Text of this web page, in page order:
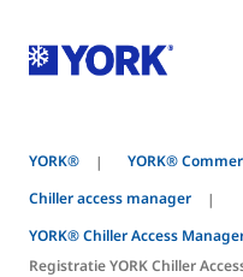
YORK®
YORK®
Chiller access manager
YORK® Chiller Access
Registratie YORK Chiller